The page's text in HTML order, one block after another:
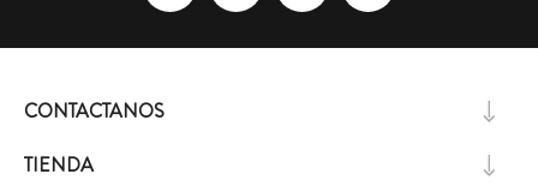
CONTACTANOS
TIENDA